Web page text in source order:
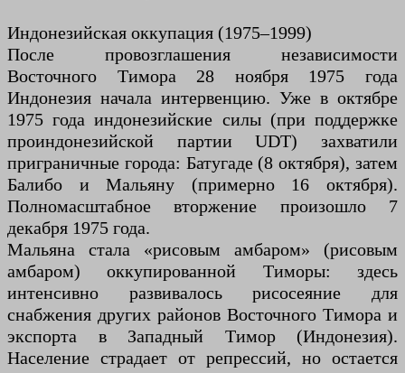
Индонезийская оккупация (1975–1999)
После провозглашения независимости
Восточного Тимора 28 ноября 1975 года
Индонезия начала интервенцию. Уже в октябре
1975 года индонезийские силы (при поддержке
проиндонезийской партии UDT) захватили
приграничные города: Батугаде (8 октября), затем
Балибо и Мальяну (примерно 16 октября).
Полномасштабное вторжение произошло 7
декабря 1975 года.
Мальяна стала «рисовым амбаром» (рисовым
амбаром) оккупированной Тиморы: здесь
интенсивно развивалось рисосеяние для
снабжения других районов Восточного Тимора и
экспорта в Западный Тимор (Индонезия).
Население страдает от репрессий, но остается